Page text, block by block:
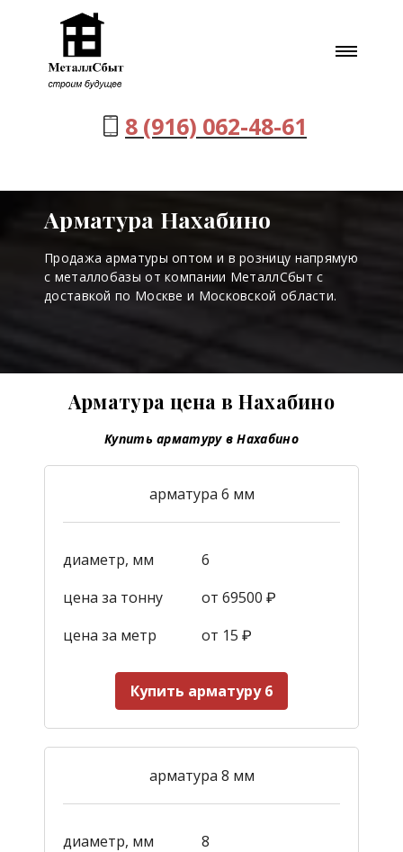
8 (916) 062-48-61
Арматура Нахабино
Продажа арматуры оптом и в розницу напрямую
с металлобазы от компании МеталлСбыт с
доставкой по Москве и Московской области.
Арматура цена в Нахабино
Купить арматуру в Нахабино
арматура 6 мм
диаметр, мм
6
цена за тонну
от 69500 ₽
цена за метр
от 15 ₽
Купить арматуру 6
арматура 8 мм
диаметр, мм
8